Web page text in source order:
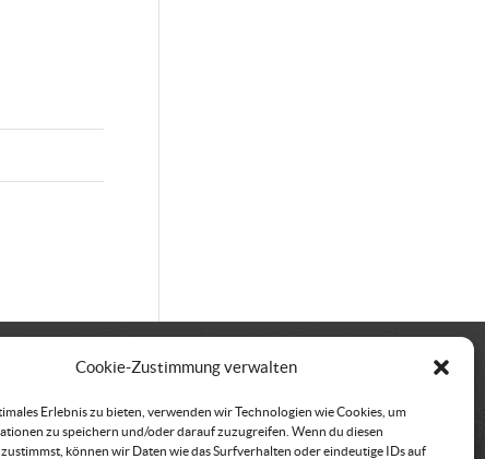
Cookie-Zustimmung verwalten
Erlebnis zu bieten, verwenden wir Technologien wie Cookies, um
zu speichern und/oder darauf zuzugreifen. Wenn du diesen
können wir Daten wie das Surfverhalten oder eindeutige IDs auf
der ÖRHB
Rechnungsadresse